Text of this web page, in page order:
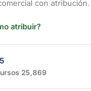
con atribución.
atribuir?
25,869